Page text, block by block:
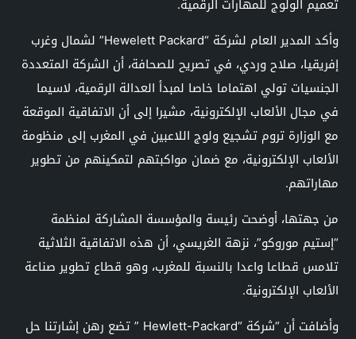
تعميم الولوج للمهارات الرقمية.
وأكد المدير العام لشركة “Hewelett Packard” لشمال وغرب
إفريقيا، صلاح وردي، في تصريح للصحافة، أن الشركة المتعددة
الجنسيات تولي اهتماما خاصا لمبدأ العدالة الرقمية، لاسيما
في مجال الألعاب الإلكترونية، مشيرا إلى أن الاتفاقية الموقعة
مع الوزارة تروم تشجيع ولوج اللاعبين في المغرب إلى منظومة
الألعاب الإلكترونية، مع ضمان مواكبتهم لتمكينهم من تطوير
مهاراتهم.
من جهتها، أوضحت رئيسة والمؤسسة المشاركة لمنظمة
“إستيم موروكو”، نزهة الغريسي، أن هذه الاتفاقية الثلاثية
تلامس قطاعا واعدا بالنسبة للمغرب، وهو قطاع تطوير صناعة
الألعاب الإلكترونية.
وأضافت أن “شركة “Hewlett-Packard ” تضع رهن إشارتنا حل